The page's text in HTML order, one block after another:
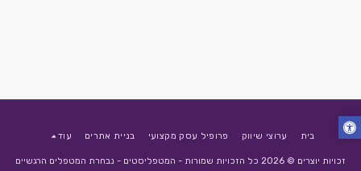
בית ערוצי שיווק פרופיל עסק מקצועי בניית אתרים עוד
זכויות יוצרים © 2026 כל הזכויות שמורות - המטפליסטים - נבחרת המטפלים הרגשיים